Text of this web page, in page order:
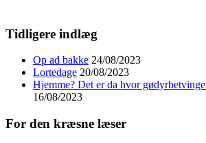
Tidligere indlæg
Op ad bakke 24/08/2023
Lortedage 20/08/2023
Hjemme? Det er da hvor
16/08/2023
For den kræsne læser